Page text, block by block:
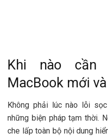
Khi nào cần
MacBook mới
Không phải lúc nào lỗi
những biện pháp tạm thời.
che lấp toàn bộ nội dung